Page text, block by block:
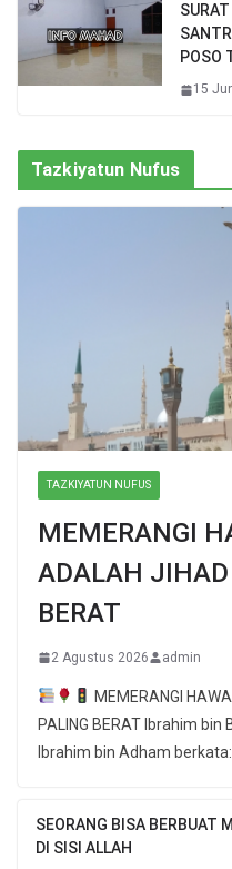
POSO
15
Tazkiyatun Nufus
TAZKIYATUN NUFUS
MEMERANGI
ADALAH JIHAD
BERAT
2 Agustus 2026 admin
MEMERANGI
PALING BERAT Ibrahim
Ibrahim bin Adham
SEORANG BISA BERBUAT
DI SISI ALLAH